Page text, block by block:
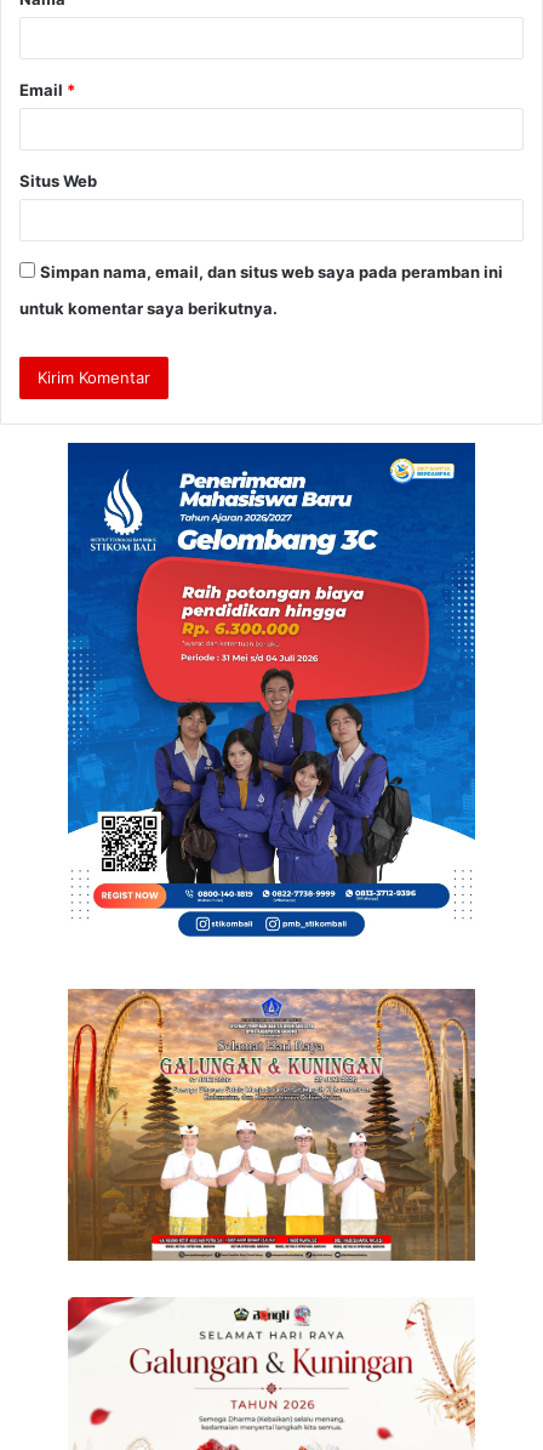
Email *
Situs Web
Simpan nama, email, dan situs web saya pada peramban ini
untuk komentar saya berikutnya.